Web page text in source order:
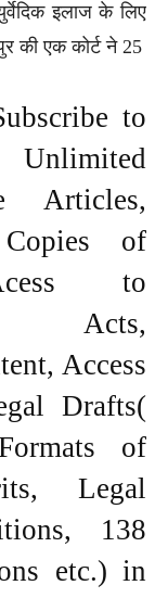
इलाज के लिए
की एक कोर्ट ने 25
to
Unlimited
of
to
Acts,
Access
Drafts(
of
Legal
138
etc.) in